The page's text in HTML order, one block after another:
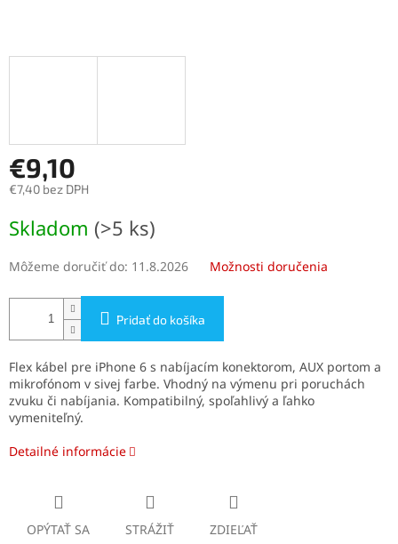
€9,10
€7,40 bez DPH
cena:
Skladom (>5 ks)
Môžeme doručiť do: 11.8.2026 Možnosti doručenia
Pridať do košíka
Flex kábel pre iPhone 6 s nabíjacím konektorom, AUX portom a
mikrofónom v sivej farbe. Vhodný na výmenu pri poruchách
zvuku či nabíjania. Kompatibilný, spoľahlivý a ľahko
vymeniteľný.
Detailné informácie
OPÝTAŤ SA STRÁŽIŤ ZDIEĽAŤ